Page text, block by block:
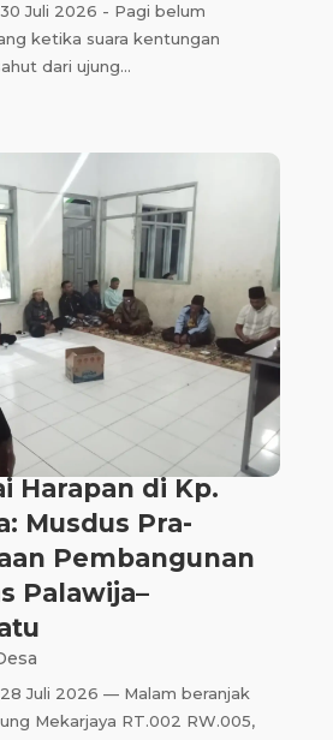
Juli 2026 - Pagi belum
ketika suara kentungan
dari ujung...
Harapan di Kp.
Musdus Pra-
Pembangunan
Palawija–
Juli 2026 — Malam beranjak
Mekarjaya RT.002 RW.005,